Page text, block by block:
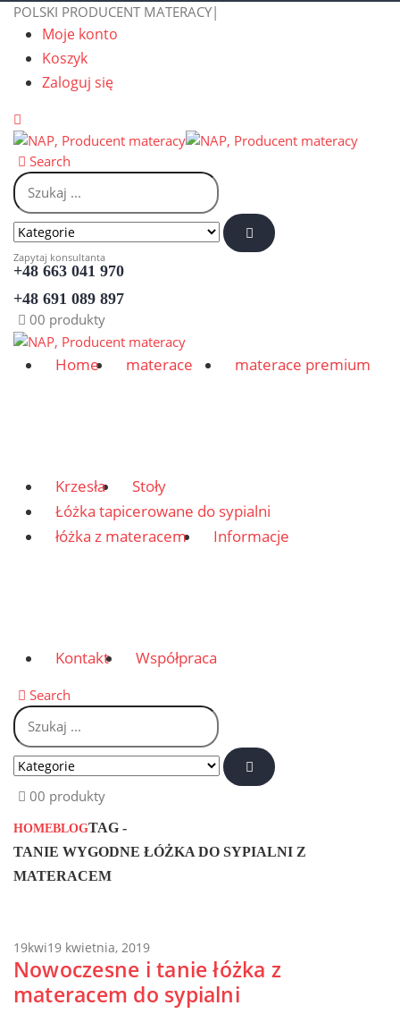
POLSKI PRODUCENT MATERACY|
Moje konto
Koszyk
Zaloguj się
Search
Zapytaj konsultanta
+48 663 041 970
+48 691 089 897
00 produkty
Home materace materace premium
Krzesła
Stoły
Łóżka tapicerowane do sypialni
łóżka z materacem
Informacje
Kontakt Współpraca
Search
00 produkty
HOMEBLOGTAG -
TANIE WYGODNE ŁÓŻKA DO SYPIALNI Z
MATERACEM
19kwi19 kwietnia, 2019
Nowoczesne i tanie łóżka z
materacem do sypialni